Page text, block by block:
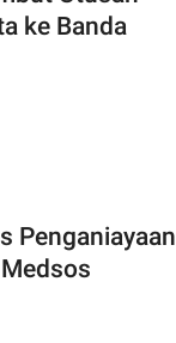
ke Banda
Penganiayaan